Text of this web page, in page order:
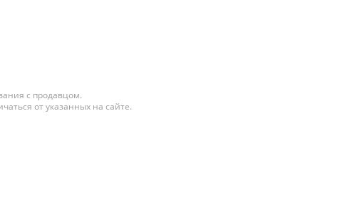
с продавцом.
от указанных на сайте.